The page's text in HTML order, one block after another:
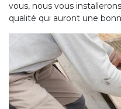
vous, nous vous
qualité qui auront une